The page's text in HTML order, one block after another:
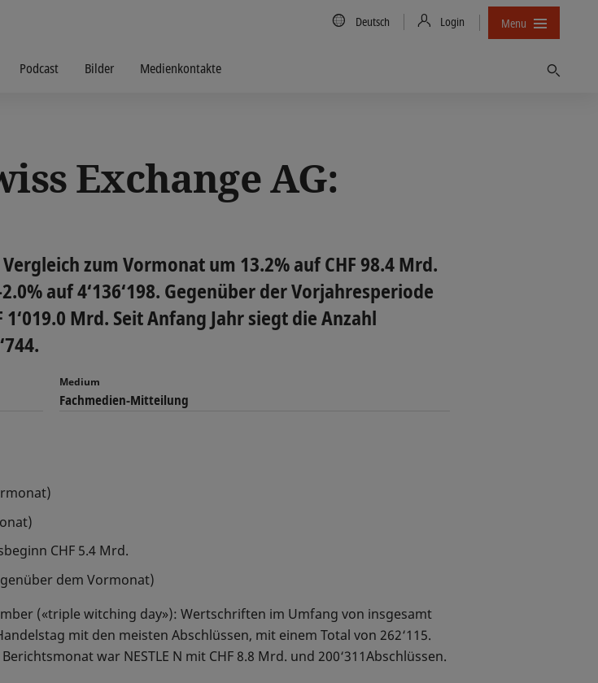
Country/Language
Deutsch Login Menu
Podcast Bilder Medienkontakte
Exchange AG:
zum Vormonat um 13.2% auf CHF 98.4 Mrd.
auf 4‘136‘198. Gegenüber der Vorjahresperiode
Mrd. Seit Anfang Jahr siegt die Anzahl
Medium
Fachmedien-Mitteilung
CHF 5.4 Mrd.
dem Vormonat)
(«triple witching day»): Wertschriften im Umfang von insgesamt
mit den meisten Abschlüssen, mit einem Total von 262‘115.
war NESTLE N mit CHF 8.8 Mrd. und 200‘311Abschlüssen.